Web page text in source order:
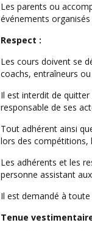
Les parents ou
événements
Respect :
Les cours doivent se
coachs, entraîneurs
Il est interdit de
responsable de ses
Tout adhérent ainsi
lors des compétitions,
Les adhérents et les
personne assistant
Il est demandé à
Tenue